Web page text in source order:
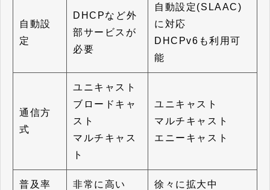
自動設
定
DHCPなど外
部サービスが
必要
自動設定(SLAAC)
に対応
DHCPv6も利用可
能
通信方
式
ユニキャスト
ブロードキャ
スト
マルチキャス
ト
ユニキャスト
マルチキャスト
エニーキャスト
普及率 非常に高い 徐々に拡大中